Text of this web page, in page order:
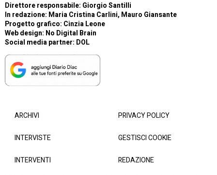
Direttore responsabile: Giorgio Santilli
In redazione: Maria Cristina Carlini, Mauro Giansante
Progetto grafico: Cinzia Leone
Web design: No Digital Brain
Social media partner: DOL
ARCHIVI
INTERVISTE
INTERVENTI
PRIVACY POLICY
GESTISCI COOKIE
REDAZIONE